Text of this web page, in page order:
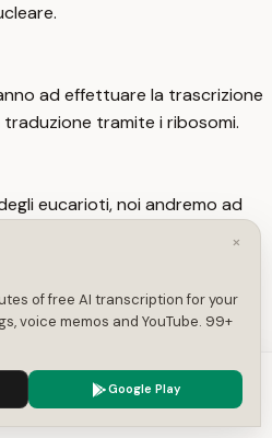
ad effettuare la trascrizione
tramite i ribosomi.
eucarioti, noi andremo ad
all'interno di un nucleo.
più là dentro nel nucleo,
×
of free AI transcription for your
voice memos and YouTube. 99+
Google Play